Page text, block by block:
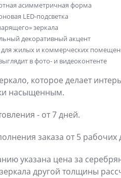
асимметричная форма
LED-подсветка
зеркала
декоративный акцент
для жилых и коммерческих
в фото- и видеоконтенте
которое делает
насыщенным.
- от 7 дней.
заказа от 5 рабочих
указана цена за
другой толщины